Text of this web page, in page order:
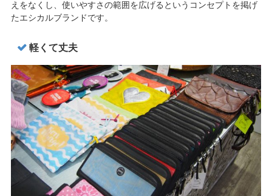
えをなくし、使いやすさの範囲を広げるというコンセプトを掲げ
たエシカルブランドです。
軽くて丈夫